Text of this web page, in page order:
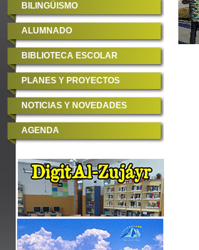
BILINGÜISMO
ALUMNADO
BIBLIOTECA ESCOLAR
PLANES Y PROYECTOS
NOTICIAS Y NOVEDADES
AGENDA